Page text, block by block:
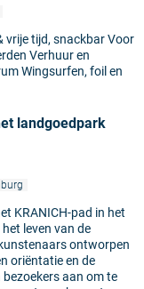
vrije tijd, snackbar Voor
Verhuur en
Wingsurfen, foil en
landgoedpark
KRANICH-pad in het
leven van de
ontworpen
oriëntatie en de
aan om te